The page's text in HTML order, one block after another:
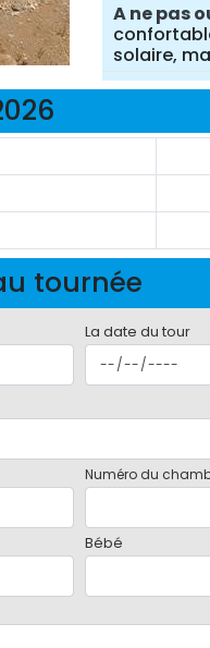
A ne pas
solaire,
tournée
La date du tour
Numéro du
Bébé